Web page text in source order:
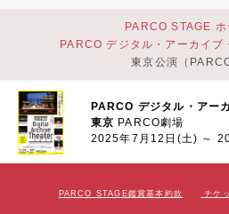
PARCO デジタル・アー
東京 PARCO劇場
2025年7月12日(土) ～
PARCO STAGE ホ
PARCO デジタル・アーカイブ
東京公演（
PARCO STAGE鑑賞基本約款 チケ